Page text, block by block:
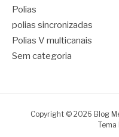
Polias
polias sincronizadas
Polias V multicanais
Sem categoria
Copyright © 2026 Blog
Tema